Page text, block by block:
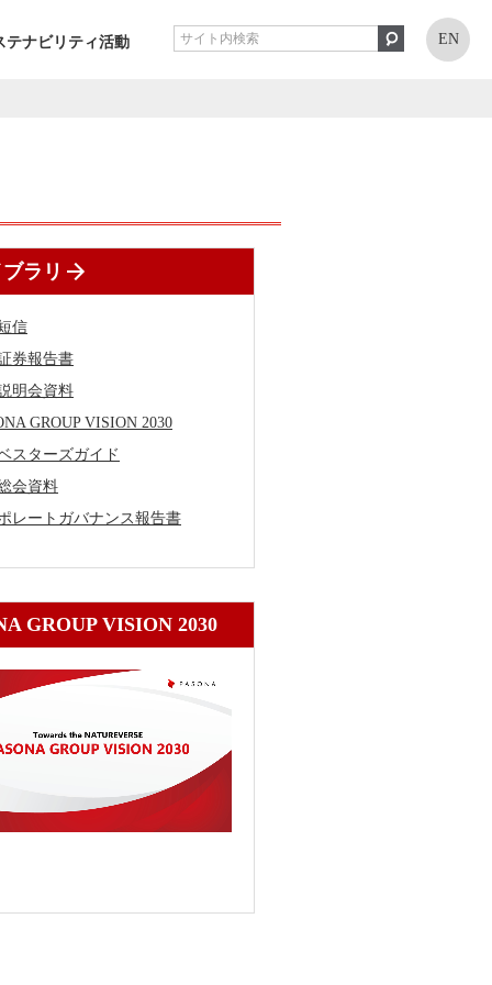
テナビリティ活動 EN
ラリ
信
券報告書
明会資料
GROUP VISION 2030
スターズガイド
会資料
レートガバナンス報告書
GROUP VISION 2030